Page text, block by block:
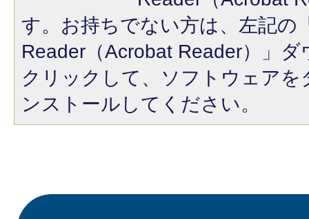
す。お持ちでない方は、左記の
Reader（Acrobat Reader）」
クリックして、ソフトウェア
ンストールしてください。